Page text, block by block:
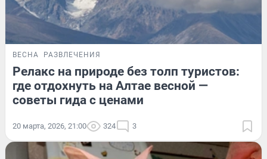
ВЕСНА РАЗВЛЕЧЕНИЯ
Релакс на природе без толп туристов:
где отдохнуть на Алтае весной —
советы гида с ценами
20 марта, 2026, 21:00 324 3